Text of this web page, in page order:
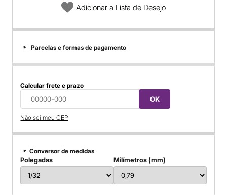
Adicionar a Lista de Desejo
Parcelas e formas de pagamento
Calcular frete e prazo
OK
Não sei meu CEP
Conversor de medidas
Polegadas Milímetros (mm)